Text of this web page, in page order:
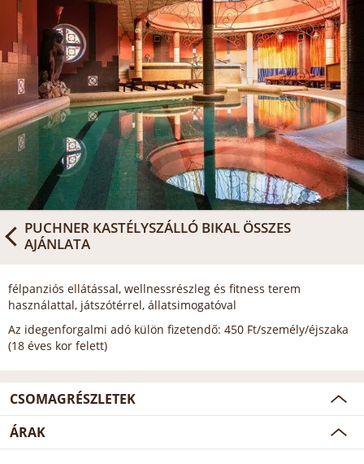
PUCHNER KASTÉLYSZÁLLÓ BIKAL ÖSSZES
AJÁNLATA
félpanziós ellátással, wellnessrészleg és fitness terem
használattal, játszótérrel, állatsimogatóval
Az idegenforgalmi adó külön fizetendő: 450 Ft/személy/éjszaka
(18 éves kor felett)
CSOMAGRÉSZLETEK
ÁRAK